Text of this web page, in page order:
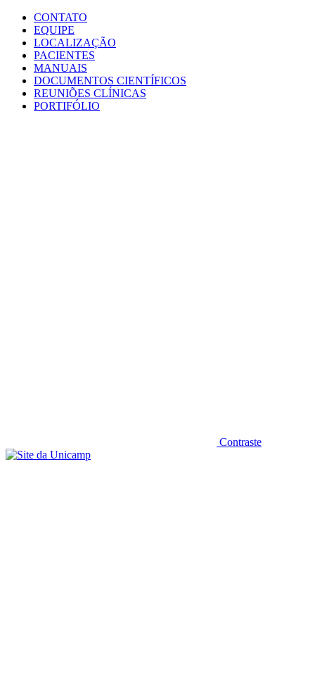
Conteúdo principal
CONTATO
EQUIPE
LOCALIZAÇÃO
PACIENTES
MANUAIS
DOCUMENTOS CIENTÍFICOS
REUNIÕES CLÍNICAS
PORTIFÓLIO
Contraste